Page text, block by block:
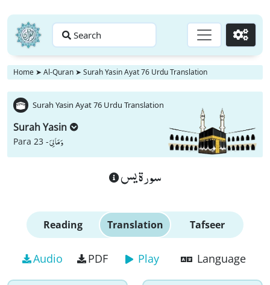
Search Go
Home ➤ Al-Quran ➤ Surah Yasin Ayat 76 Urdu Translation
Surah Yasin Ayat 76 Urdu Translation
Surah Yasin
Para 23 -وَ مَا لِیَ
سورة يس
Reading Translation Tafseer
Audio PDF Play Language